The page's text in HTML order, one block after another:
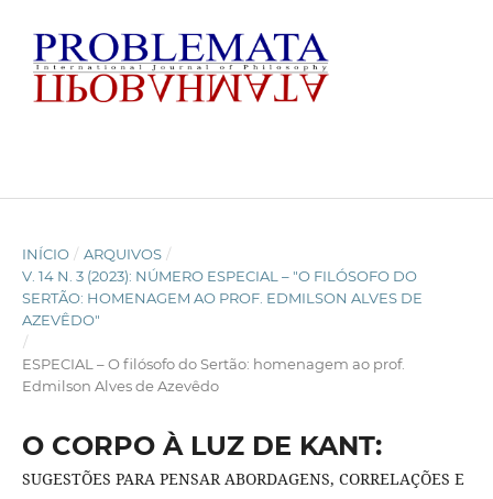
INÍCIO / ARQUIVOS /
V. 14 N. 3 (2023): NÚMERO ESPECIAL – "O FILÓSOFO DO
SERTÃO: HOMENAGEM AO PROF. EDMILSON ALVES DE
AZEVÊDO"
/
ESPECIAL – O filósofo do Sertão: homenagem ao prof.
Edmilson Alves de Azevêdo
O CORPO À LUZ DE KANT:
SUGESTÕES PARA PENSAR ABORDAGENS, CORRELAÇÕES E